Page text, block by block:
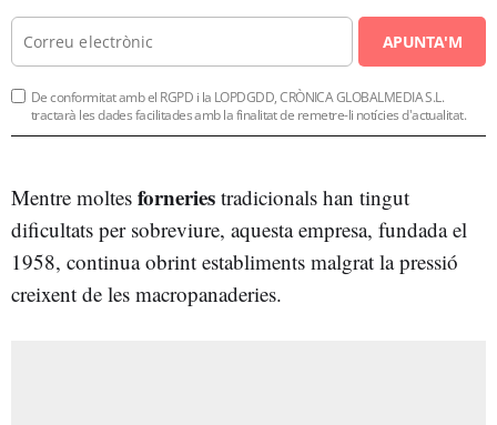
APUNTA'M
De conformitat amb el RGPD i la LOPDGDD, CRÒNICA GLOBALMEDIA S.L.
tractarà les dades facilitades amb la finalitat de remetre-li notícies d'actualitat.
Mentre moltes forneries tradicionals han tingut
dificultats per sobreviure, aquesta empresa, fundada el
1958, continua obrint establiments malgrat la pressió
creixent de les macropanaderies.